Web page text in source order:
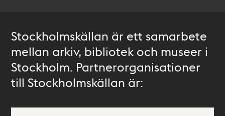
Stockholmskällan är ett samarbete
mellan arkiv, bibliotek och museer i
Stockholm. Partnerorganisationer
till Stockholmskällan är: